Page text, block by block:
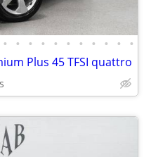
• • • • • • • • • • •
Plus 45 TFSI quattro